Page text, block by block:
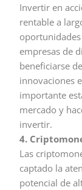
Invertir en
rentable a
empresas de
beneficiarse
innovaciones
importante
mercado y
invertir.
4.
Las
captado la
potencial de